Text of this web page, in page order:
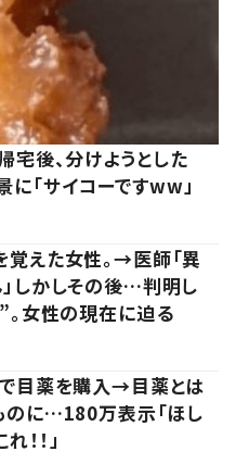
宅後、分けようとした
サイコーですww」
えた女性。→医師「異
しかしその後…判明し
。女性の現在に迫る
で目薬を購入→目薬とは
のに…180万表示「ほし
！！」